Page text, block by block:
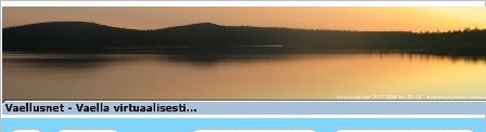
VAELLUSNET -
Vaellusturinat II